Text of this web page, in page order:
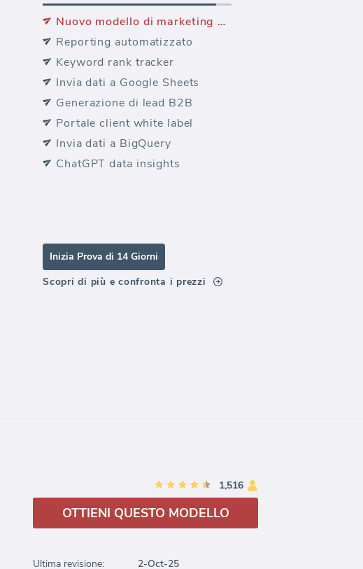
Nuovo modello di marketing — Modello di Email Marketing ActiveCampaign (Report)
Reporting automatizzato
Keyword rank tracker
Invia dati a Google Sheets
Generazione di lead B2B
Portale client white label
Invia dati a BigQuery
ChatGPT data insights
Inizia Prova di 14 Giorni
Scopri di più e confronta i prezzi
1,516
OTTIENI QUESTO MODELLO
Ultima revisione:
2-Oct-25